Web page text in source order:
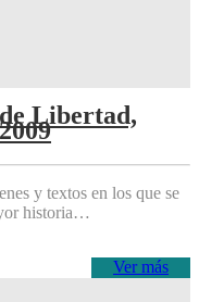
Libertad,
y textos en los que se
historia…
Ver más